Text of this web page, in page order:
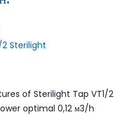
2 Sterilight
of Sterilight Tap VT1/2
optimal 0,12 м3/h